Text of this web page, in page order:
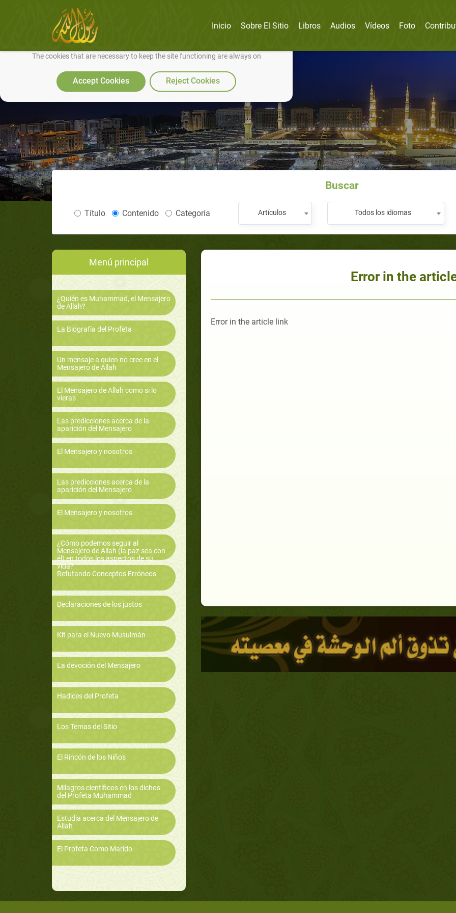
We use cookies to make our site work well for you and so we can continually improve it.
The cookies that are necessary to keep the site functioning are always on
Accept Cookies Reject Cookies
Inicio Sobre El Sitio Libros Audios Vídeos Foto
Buscar
Título Contenido Categoría Artículos Todos los idiomas
Menú principal
¿Quién es Muhammad, el Mensajero
de Allah?
La Biografía del Profeta
Un mensaje a quien no cree en el
Mensajero de Allah
El Mensajero de Allah como si lo
vieras
Las predicciones acerca de la
aparición del Mensajero
El Mensajero y nosotros
Las predicciones acerca de la
aparición del Mensajero
El Mensajero y nosotros
¿Cómo podemos seguir al
Mensajero de Allah (la paz sea con
él) en todos los aspectos de su
vida?
Refutando Conceptos Erróneos
Declaraciones de los justos
Kit para el Nuevo Musulmán
La devoción del Mensajero
Hadices del Profeta
Los Temas del Sitio
El Rincón de los Niños
Milagros científicos en los dichos
del Profeta Muhammad
Estudia acerca del Mensajero de
Allah
El Profeta Como Marido
Error in the
Error in the article link